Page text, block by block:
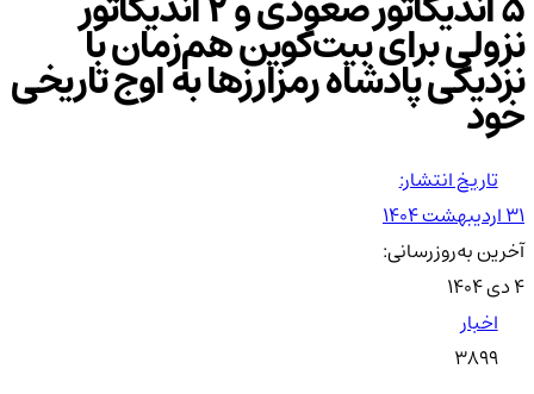
نزولی برای بیت‌کوین هم‌زمان با
نزدیکی پادشاه رمزارزها به اوج تاریخی
خود
تاریخ انتشار:
۳۱ اردیبهشت ۱۴۰۴
آخرین به‌روزرسانی:
۴ دی ۱۴۰۴
اخبار
3899